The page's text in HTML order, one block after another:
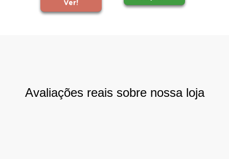
Avaliações reais sobre nossa loja